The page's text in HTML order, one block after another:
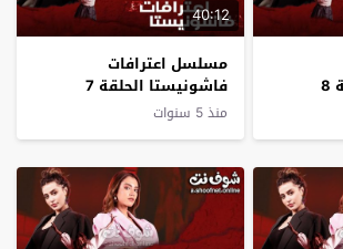
فاشونيستا الحلقة 8
40:12
مسلسل اعترافات
فاشونيستا الحلقة 7
السابعة
منذ 5 سنوات